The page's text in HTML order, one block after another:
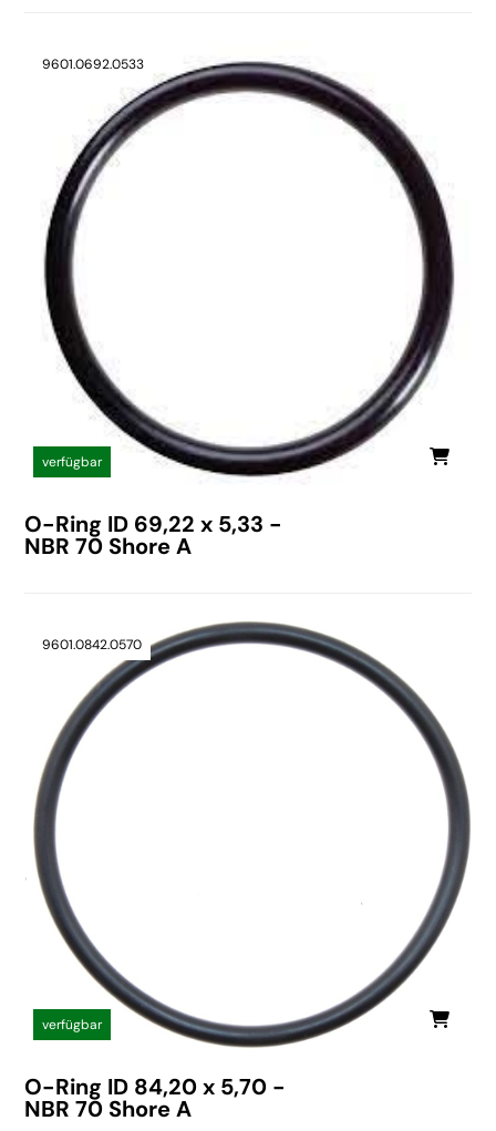
9601.0692.0533
verfügbar
O-Ring ID 69,22 x 5,33 -
NBR 70 Shore A
9601.0842.0570
verfügbar
O-Ring ID 84,20 x 5,70 -
NBR 70 Shore A